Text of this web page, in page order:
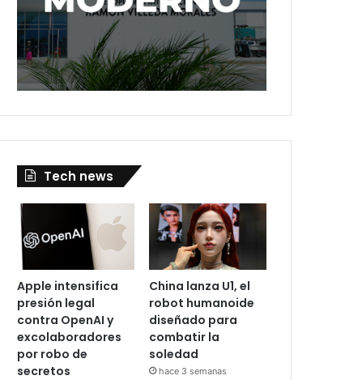
Tech news
Apple intensifica
presión legal
contra OpenAI y
excolaboradores
por robo de
secretos
China lanza U1, el
robot humanoide
diseñado para
combatir la
soledad
hace 3 semanas